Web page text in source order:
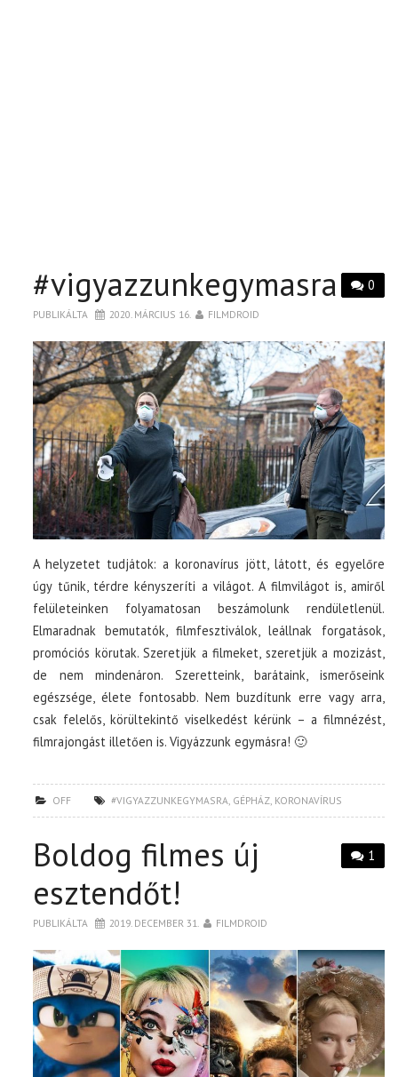
0
#vigyazzunkegymasra
PUBLIKÁLTA 2020. MÁRCIUS 16. FILMDROID
A helyzetet tudjátok: a koronavírus jött, látott, és egyelőre
úgy tűnik, térdre kényszeríti a világot. A filmvilágot is, amiről
felületeinken folyamatosan beszámolunk rendületlenül.
Elmaradnak bemutatók, filmfesztiválok, leállnak forgatások,
promóciós körutak. Szeretjük a filmeket, szeretjük a mozizást,
de nem mindenáron. Szeretteink, barátaink, ismerőseink
egészsége, élete fontosabb. Nem buzdítunk erre vagy arra,
csak felelős, körültekintő viselkedést kérünk – a filmnézést,
filmrajongást illetően is. Vigyázzunk egymásra! 🙂
OFF #VIGYAZZUNKEGYMASRA GÉPHÁZ KORONAVÍRUS
1
Boldog filmes új
esztendőt!
PUBLIKÁLTA 2019. DECEMBER 31. FILMDROID